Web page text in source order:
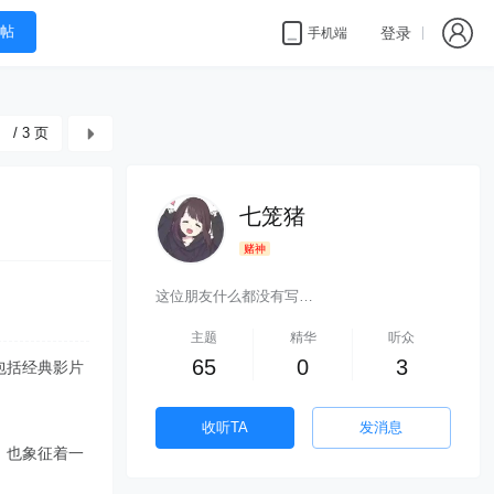
手机端 登录
/ 3 页
括经典影片
也象征着一
七笼猪
赌神
这位朋友什么都没有写…
主题
65
精华
0
听众
3
收听TA 发消息